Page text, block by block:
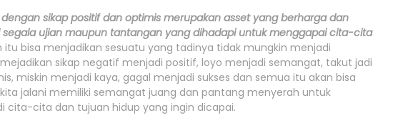
sikap positif dan optimis merupakan asset yang berharga dan
ujian maupun tantangan yang dihadapi untuk menggapai cita-cita
itu bisa menjadikan sesuatu yang tadinya tidak mungkin menjadi
sikap negatif menjadi positif, loyo menjadi semangat, takut jadi
miskin menjadi kaya, gagal menjadi sukses dan semua itu akan bisa
jalani memiliki semangat juang dan pantang menyerah untuk
cita-cita dan tujuan hidup yang ingin dicapai.